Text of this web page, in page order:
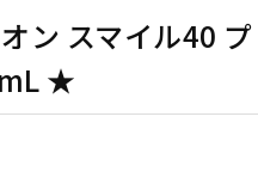
ン スマイル40
★